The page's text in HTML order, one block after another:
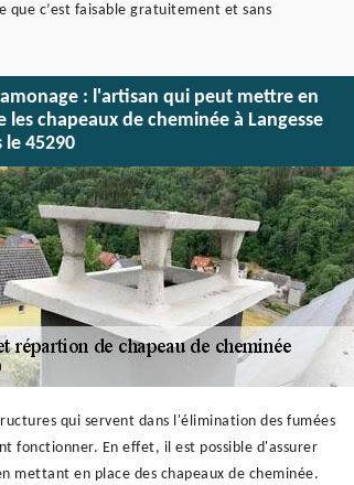
que c’est faisable gratuitement et sans
: l'artisan qui peut mettre en
les chapeaux de cheminée à Langesse
le 45290
qui servent dans l'élimination des fumées
fonctionner. En effet, il est possible d'assurer
mettant en place des chapeaux de cheminée.